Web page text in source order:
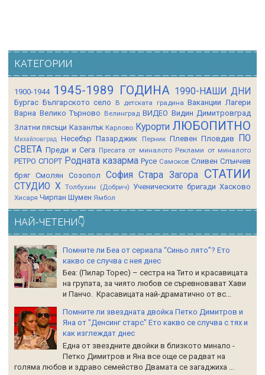
КАТЕГОРИИ
1900-1944 1945-1989 ГОДИНА 1990-НАШИ ДНИ
Бургас Българското село В детската градина Ваканции Лагери
Варна Велико Търново Велинград ВИДЕО Видин Димитровград
Златни пясъци Казанлък Карлово Курорти ЛЮБОПИТНО
Михайловград Несебър Пазарджик Перник Плевен Пловдив
ПО
СВЕТА Преди и Сега Пресата от миналото Реклами от миналото
РЕТРО СПОРТ Родната казарма Русе Самоков Сливен Слънчев
бряг Смолян Созопол София Стара Загора СТАТИИ
СТУДИО Х Толбухин (Добрич) Ученическите бригади Хасково
Хисаря Чирпан Шумен Ямбол
НАЙ-ЧЕТЕНИ👇
Помните ли Беа от сериала “Синьо лято”? Ето
какво се случва с нея днес
Беа: (Пилар Торес) – сестра на Тито и красавицата
на групата, за чиято любов се съревновават Хави
и Панчо. Красавицата най-драматично от вс...
Помните ли звездната двойка Петко Димитров и
Яна от "Денсинг старс" Ето какво се случва с тях и
как изглеждат днес
Една от звездните двойки в близкото минало -
Петко Димитров и Яна все още се радват на
голяма любов и здраво семейство Двамата се загаджиха ...